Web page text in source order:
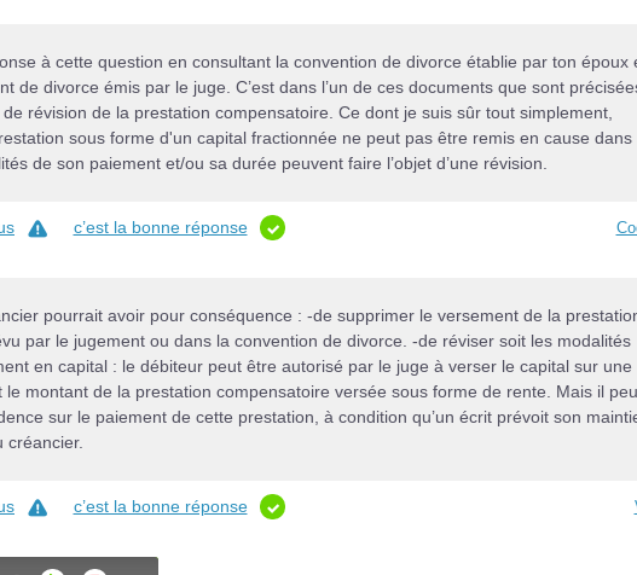
à cette question en consultant la convention de divorce établie par ton époux
de divorce émis par le juge. C’est dans l’un de ces documents que sont
révision de la prestation compensatoire. Ce dont je suis sûr tout simplement,
sous forme d'un capital fractionnée ne peut pas être remis en cause dans
de son paiement et/ou sa durée peuvent faire l’objet d’une révision.
c’est la bonne réponse
pourrait avoir pour conséquence : -de supprimer le versement de la
par le jugement ou dans la convention de divorce. -de réviser soit les modalités
en capital : le débiteur peut être autorisé par le juge à verser le capital sur une
montant de la prestation compensatoire versée sous forme de rente. Mais il
sur le paiement de cette prestation, à condition qu’un écrit prévoit son
créancier.
c’est la bonne réponse